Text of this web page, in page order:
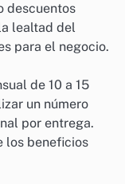
descuentos
lealtad del
para el negocio.
de 10 a 15
un número
por entrega.
los beneficios